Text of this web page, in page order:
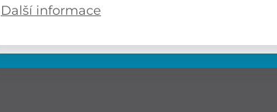
Další informace
Zapomněli jste heslo?